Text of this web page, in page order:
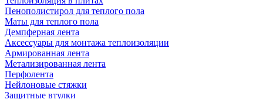
Пенополистирол для теплого пола
Маты для теплого пола
Демпферная лента
Аксессуары для монтажа теплоизоляции
Армированная лента
Метализированная лента
Перфолента
Нейлоновые стяжки
Защитные втулки